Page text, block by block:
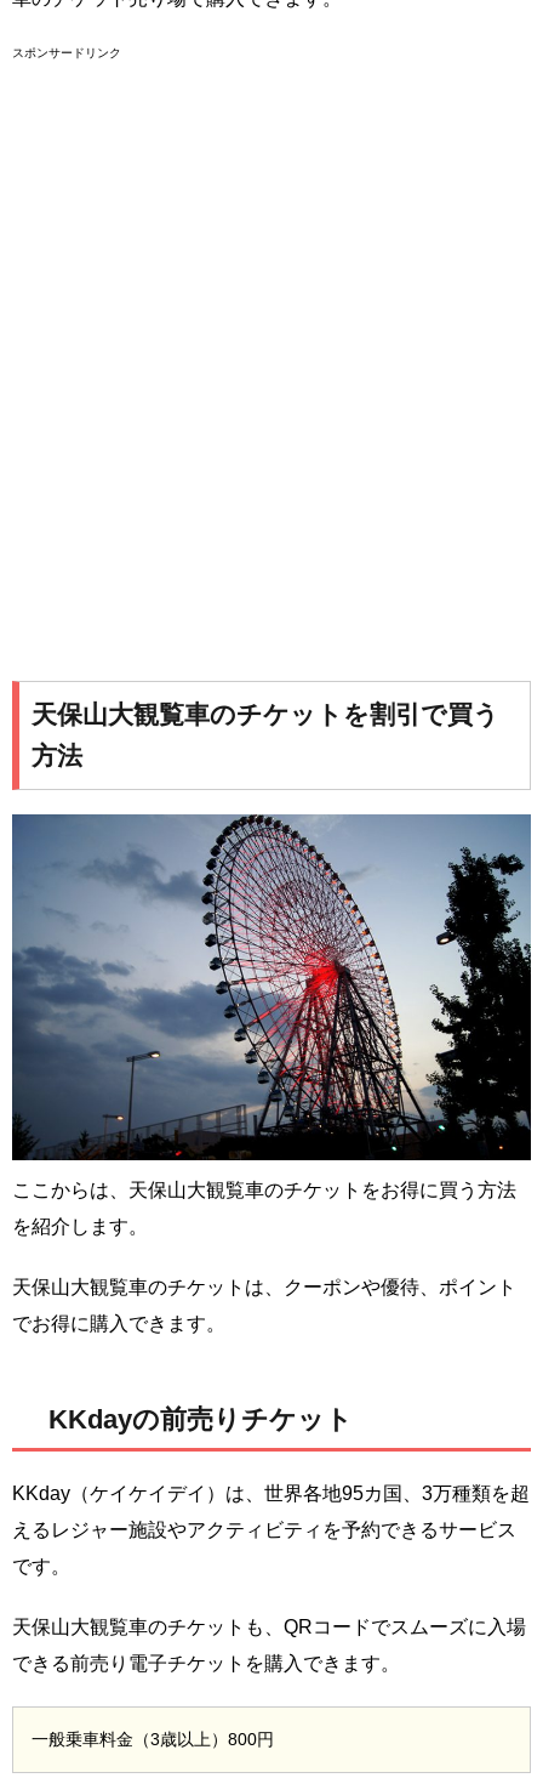
スポンサードリンク
天保山大観覧車のチケットを割引で買う
方法
ここからは、天保山大観覧車のチケットをお得に買う方法
を紹介します。
天保山大観覧車のチケットは、クーポンや優待、ポイント
でお得に購入できます。
KKdayの前売りチケット
KKday（ケイケイデイ）は、世界各地95カ国、3万種類を超
えるレジャー施設やアクティビティを予約できるサービス
です。
天保山大観覧車のチケットも、QRコードでスムーズに入場
できる前売り電子チケットを購入できます。
一般乗車料金（3歳以上）800円